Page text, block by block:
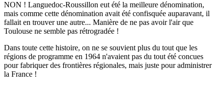
NON ! Languedoc-Roussillon eut été la meilleure dénomination,
mais comme cette dénomination avait été confisquée auparavant, il
fallait en trouver une autre... Manière de ne pas avoir l'air que
Toulouse ne semble pas rétrogradée !
Dans toute cette histoire, on ne se souvient plus du tout que les
régions de programme en 1964 n'avaient pas du tout été concues
pour fabriquer des frontières régionales, mais juste pour administrer
la France !